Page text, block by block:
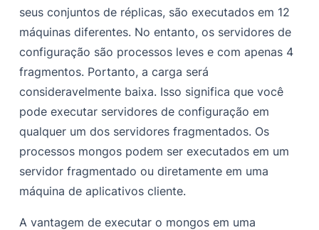
seus conjuntos de réplicas, são executados em 12
máquinas diferentes. No entanto, os servidores de
configuração são processos leves e com apenas 4
fragmentos. Portanto, a carga será
consideravelmente baixa. Isso significa que você
pode executar servidores de configuração em
qualquer um dos servidores fragmentados. Os
processos mongos podem ser executados em um
servidor fragmentado ou diretamente em uma
máquina de aplicativos cliente.
A vantagem de executar o mongos em uma